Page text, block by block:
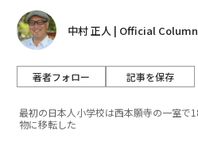
中村 正人 | Official
著者フォロー 記事を保存
最初の日本人小学校は西本願寺の一室で
物に移転した